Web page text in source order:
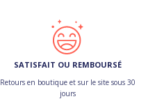
SATISFAIT OU REMBOURSÉ
Retours en boutique et sur le site sous 30
jours